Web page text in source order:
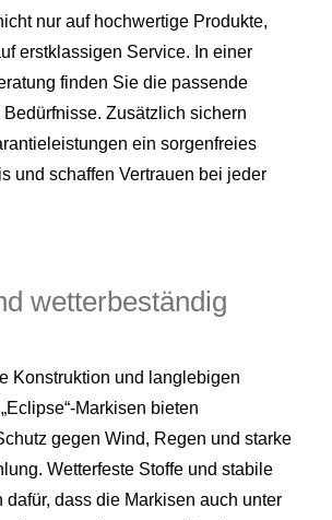
nur auf hochwertige Produkte,
erstklassigen Service. In einer
finden Sie die passende
Bedürfnisse. Zusätzlich sichern
ein sorgenfreies
und schaffen Vertrauen bei jeder
wetterbeständig
Konstruktion und langlebigen
Markisen bieten
gegen Wind, Regen und starke
Wetterfeste Stoffe und stabile
dafür, dass die Markisen auch unter